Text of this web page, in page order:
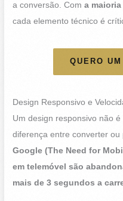
a conversão. Coma
cada elemento técnico é
QUERO
Design Responsivo e
Um design responsivo não
diferença entre converter
Google (The Need for
em telemóvel são
mais de 3 segundos a